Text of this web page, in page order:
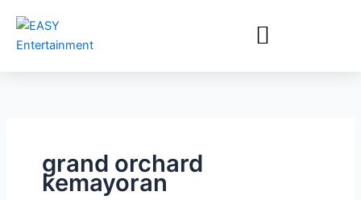
konten
grand orchard
kemayoran